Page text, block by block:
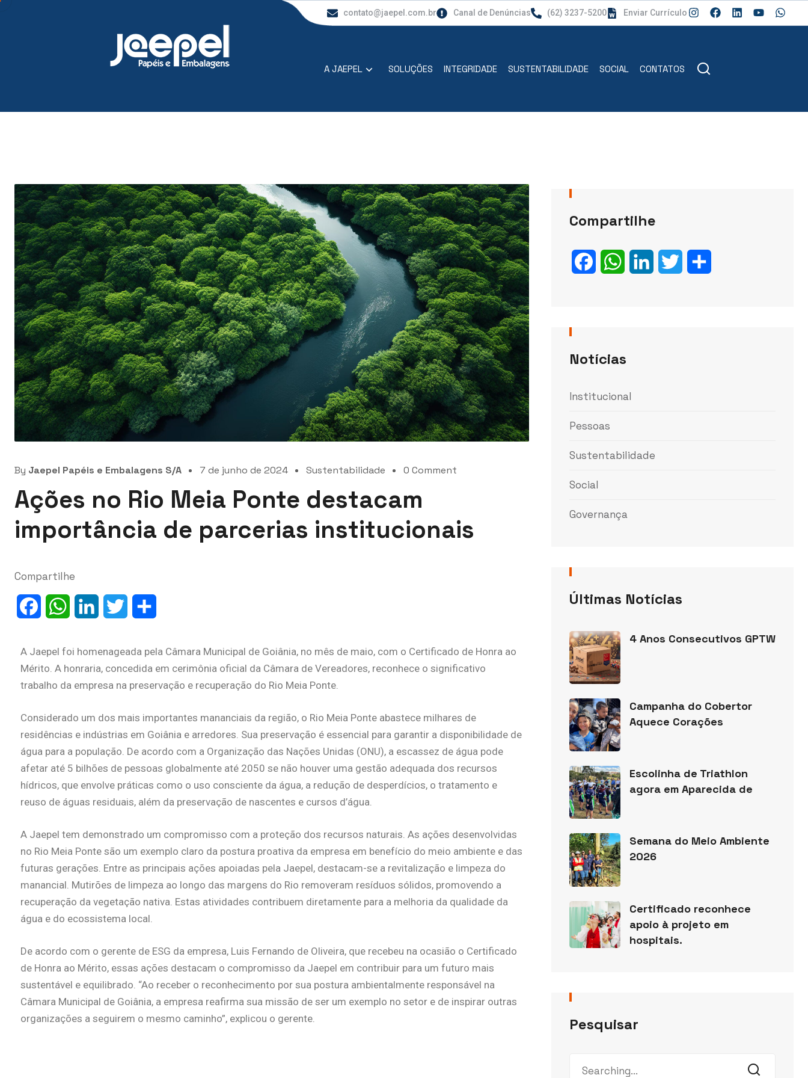
contato@jaepel.com.br Canal de Denúncias (62) 3237-5200 Enviar Currículo
A JAEPEL SOLUÇÕES INTEGRIDADE SUSTENTABILIDADE SOCIAL CONTATOS
By Jaepel Papéis e Embalagens S/A 7 de junho de 2024 Sustentabilidade 0 Comment
Ações no Rio Meia Ponte destacam
importância de parcerias institucionais
Compartilhe
FacebookWhatsAppLinkedIn Twitter
A Jaepel foi homenageada pela Câmara Municipal de Goiânia, no mês de maio, com o Certificado de Honra ao
Mérito. A honraria, concedida em cerimônia oficial da Câmara de Vereadores, reconhece o significativo
trabalho da empresa na preservação e recuperação do Rio Meia Ponte.
Considerado um dos mais importantes mananciais da região, o Rio Meia Ponte abastece milhares de
residências e indústrias em Goiânia e arredores. Sua preservação é essencial para garantir a disponibilidade de
água para a população. De acordo com a Organização das Nações Unidas (ONU), a escassez de água pode
afetar até 5 bilhões de pessoas globalmente até 2050 se não houver uma gestão adequada dos recursos
hídricos, que envolve práticas como o uso consciente da água, a redução de desperdícios, o tratamento e
reuso de águas residuais, além da preservação de nascentes e cursos d’água.
A Jaepel tem demonstrado um compromisso com a proteção dos recursos naturais. As ações desenvolvidas
no Rio Meia Ponte são um exemplo claro da postura proativa da empresa em benefício do meio ambiente e das
futuras gerações. Entre as principais ações apoiadas pela Jaepel, destacam-se a revitalização e limpeza do
manancial. Mutirões de limpeza ao longo das margens do Rio removeram resíduos sólidos, promovendo a
recuperação da vegetação nativa. Estas atividades contribuem diretamente para a melhoria da qualidade da
água e do ecossistema local.
De acordo com o gerente de ESG da empresa, Luis Fernando de Oliveira, que recebeu na ocasião o Certificado
de Honra ao Mérito, essas ações destacam o compromisso da Jaepel em contribuir para um futuro mais
sustentável e equilibrado. “Ao receber o reconhecimento por sua postura ambientalmente responsável na
Câmara Municipal de Goiânia, a empresa reafirma sua missão de ser um exemplo no setor e de inspirar outras
organizações a seguirem o mesmo caminho”, explicou o gerente.
Compartilhe
FacebookWhatsAppLinkedIn Twitter
Notícias
Institucional
Pessoas
Sustentabilidade
Social
Governança
Últimas Notícias
4 Anos Consecutivos GPTW
Campanha do Cobertor
Aquece Corações
Escolinha de Triathlon
agora em Aparecida de
Semana do Meio Ambiente
2026
Certificado reconhece
apoio à projeto em
hospitais.
Pesquisar